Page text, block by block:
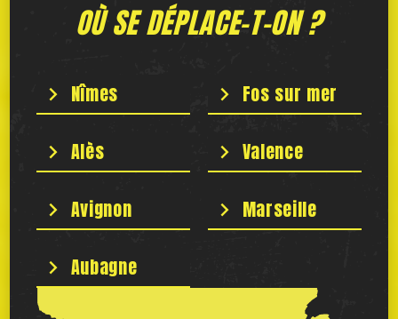
OÙ SE DÉPLACE-T-ON ?
Nîmes Fos sur mer
Alès Valence
Avignon Marseille
Aubagne